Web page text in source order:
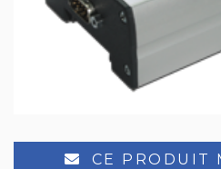
CE PRODUIT